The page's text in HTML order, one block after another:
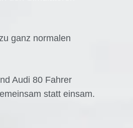
ganz normalen
Audi 80 Fahrer
statt einsam.